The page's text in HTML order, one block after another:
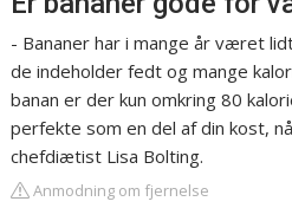
- Bananer har i mange år været
de indeholder fedt og mange
banan er der kun omkring 80
perfekte som en del af din kost,
chefdiætist Lisa Bolting.
Anmodning om fjernelse